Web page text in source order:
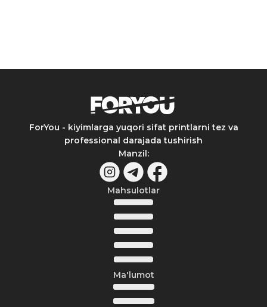
ForYou - kiyimlarga yuqori sifat printlarni tez va
professional darajada tushirish
Manzil:
Mahsulotlar
Ma'lumot